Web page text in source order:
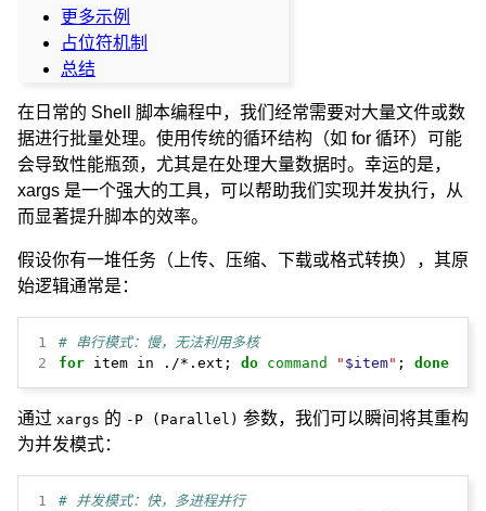
更多示例
占位符机制
总结
在日常的 Shell 脚本编程中，我们经常需要对大量文件或数
据进行批量处理。使用传统的循环结构（如 for 循环）可能
会导致性能瓶颈，尤其是在处理大量数据时。幸运的是，
xargs 是一个强大的工具，可以帮助我们实现并发执行，从
而显著提升脚本的效率。
假设你有一堆任务（上传、压缩、下载或格式转换），其原
始逻辑通常是：
1
# 串行模式：慢，无法利用多核
2
for item in ./*.ext; do command " $item" ; done
通过 xargs 的 -P (Parallel) 参数，我们可以瞬间将其重构
为并发模式：
1
# 并发模式：快，多进程并行